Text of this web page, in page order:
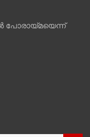
പോരായ്മയെന്ന്